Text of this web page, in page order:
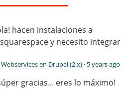
hacen instalaciones a
y necesito integrar
en Drupal (2.x) · 5 years ago
gracias... eres lo máximo!